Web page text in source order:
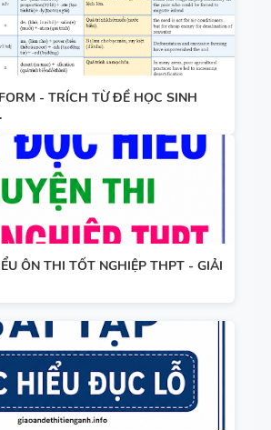
UNIT -
TIẾNG ANH
10 -
GLOBAL
SUCCESS -
HỌC KỲ 1 -
CÓ ĐÁP ÁN
- TRÍCH TỪ ĐỀ HỌC SINH
ÔN THI TỐT NGHIỆP THPT - GIẢI